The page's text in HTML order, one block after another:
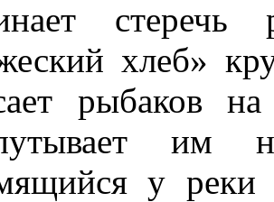
стеречь
хлеб»
рыбаков
им
у